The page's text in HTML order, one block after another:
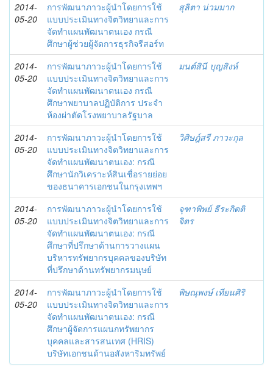
2014-
05-20
การพัฒนาภาวะผู้นำโดยการใช้
แบบประเมินทางจิตวิทยาและการ
จัดทำแผนพัฒนาตนเอง กรณี
ศึกษาผู้ช่วยผู้จัดการธุรกิจรีสอร์ท
สุลิตา น่วมมาก
2014-
05-20
การพัฒนาภาวะผู้นำโดยการใช้
แบบประเมินทางจิตวิทยาและการ
จัดทำแผนพัฒนาตนเอง กรณี
ศึกษาพยาบาลปฏิบัติการ ประจำ
ห้องผ่าตัดโรงพยาบาลรัฐบาล
มนต์สินี บุญสิงห์
2014-
05-20
การพัฒนาภาวะผู้นำโดยการใช้
แบบประเมินทางจิตวิทยาและการ
จัดทำแผนพัฒนาตนเอง: กรณี
ศึกษานักวิเคราะห์สินเชื่อรายย่อย
ของธนาคารเอกชนในกรุงเทพฯ
วิศิษฎ์สรี ภาวะกุล
2014-
05-20
การพัฒนาภาวะผู้นำโดยการใช้
แบบประเมินทางจิตวิทยาและการ
จัดทำแผนพัฒนาตนเอง: กรณี
ศึกษาที่ปรึกษาด้านการวางแผน
บริหารทรัพยากรบุคคลของบริษัท
ที่ปรึกษาด้านทรัพยากรมนุษย์
จุฑาพิพย์ ธีระกิตติ
จิตร
2014-
05-20
การพัฒนาภาวะผู้นำโดยการใช้
แบบประเมินทางจิตวิทยาและการ
จัดทำแผนพัฒนาตนเอง: กรณี
ศึกษาผู้จัดการแผนกทรัพยากร
บุคคลและสารสนเทศ (HRIS)
บริษัทเอกชนด้านอสังหาริมทรัพย์
พิษณุพงษ์ เทียนศิริ